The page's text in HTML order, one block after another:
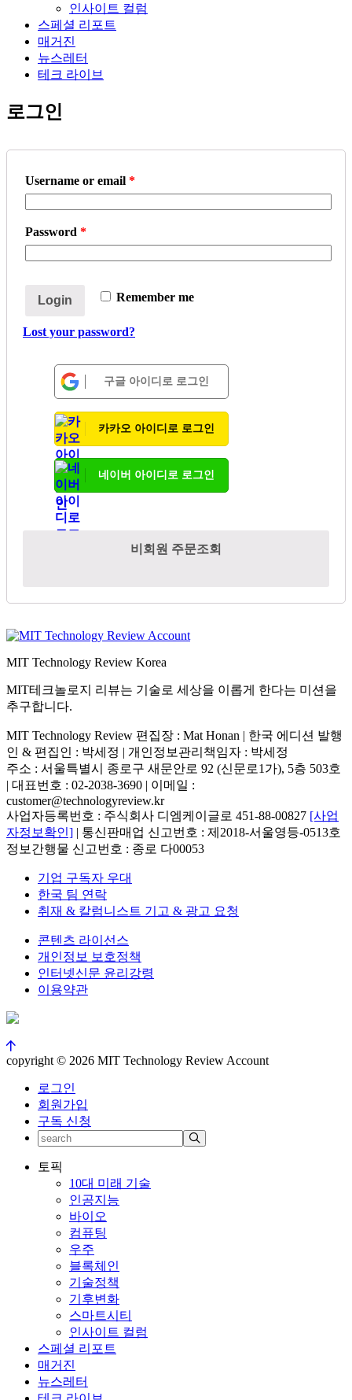
인사이트 컬럼
스페셜 리포트
매거진
뉴스레터
테크 라이브
로그인
Username or email *
Password *
Remember me
Login
Lost your password?
구글 아이디로 로그인
카카오 아이디로 로그인
네이버 아이디로 로그인
비회원 주문조회
MIT Technology Review Korea
MIT테크놀로지 리뷰는 기술로 세상을 이롭게 한다는 미션을
추구합니다.
MIT Technology Review 편집장 : Mat Honan | 한국 에디션 발행
인 & 편집인 : 박세정 | 개인정보관리책임자 : 박세정
주소 : 서울특별시 종로구 새문안로 92 (신문로1가), 5층 503호
| 대표번호 : 02-2038-3690 | 이메일 :
customer@technologyreview.kr
사업자등록번호 : 주식회사 디엠케이글로 451-88-00827 [사업
자정보확인] | 통신판매업 신고번호 : 제2018-서울영등-0513호
정보간행물 신고번호 : 종로 다00053
기업 구독자 우대
한국 팀 연락
취재 & 칼럼니스트 기고 & 광고 요청
콘텐츠 라이선스
개인정보 보호정책
인터넷신문 윤리강령
이용약관
copyright © 2026 MIT Technology Review Account
로그인
회원가입
구독 신청
토픽
10대 미래 기술
인공지능
바이오
컴퓨팅
우주
블록체인
기술정책
기후변화
스마트시티
인사이트 컬럼
스페셜 리포트
매거진
뉴스레터